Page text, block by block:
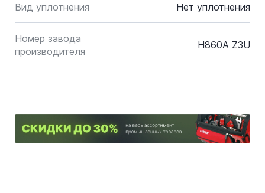
Вид уплотнения Нет уплотнения
Номер завода
производителя
H860A Z3U